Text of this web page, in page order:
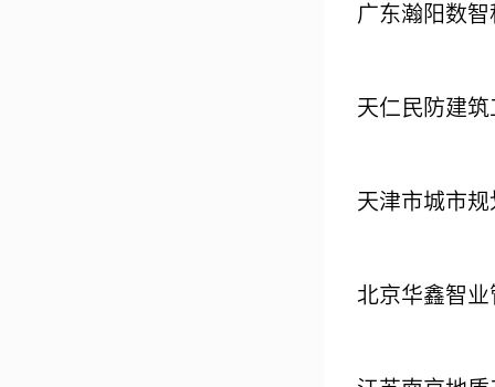
广东瀚阳数
天仁民防建
天津市城市
北京华鑫智